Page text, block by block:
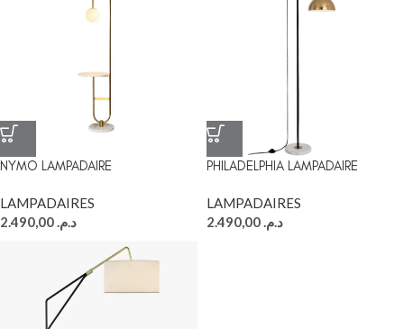
NYMO LAMPADAIRE
LAMPADAIRES
د.م.
PHILADELPHIA LAMPADAIRE
LAMPADAIRES
د.م.